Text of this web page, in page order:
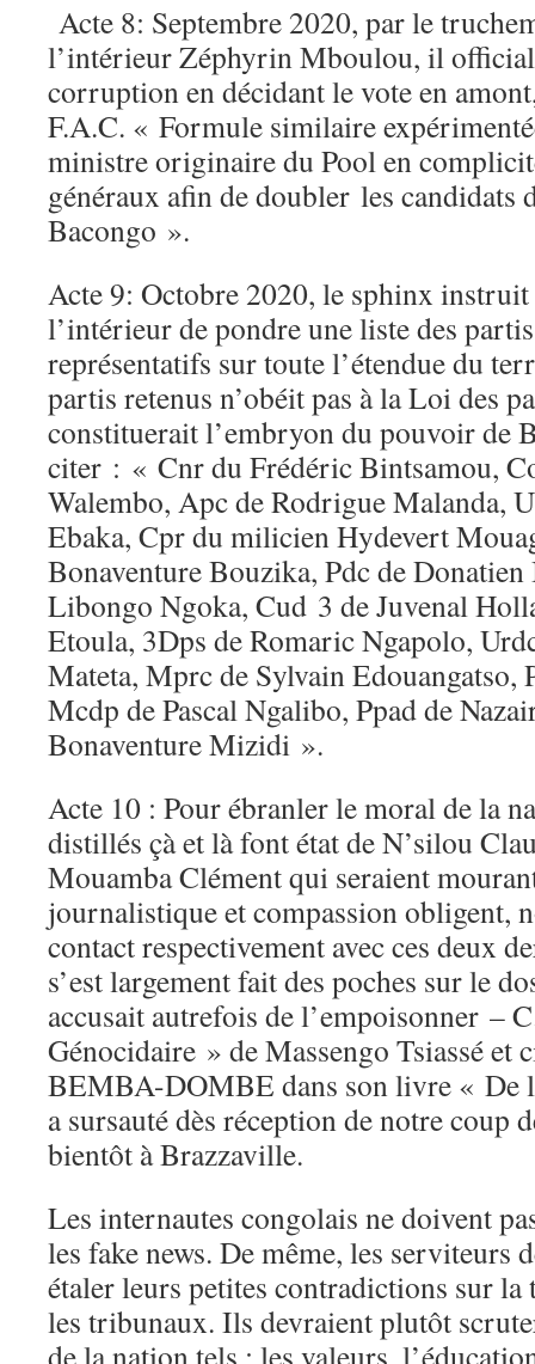
Acte 8: Septembre 2020, par le
l’intérieur Zéphyrin Mboulou, il
corruption en décidant le vote en
F.A.C. « Formule similaire
ministre originaire du Pool en
généraux afin de doubler les candidats
Bacongo ».
Acte 9: Octobre 2020, le sphinx
l’intérieur de pondre une liste des
représentatifs sur toute l’étendue du
partis retenus n’obéit pas à la Loi des
constituerait l’embryon du pouvoir de
citer : « Cnr du Frédéric Bintsamou,
Walembo, Apc de Rodrigue Malanda,
Ebaka, Cpr du milicien Hydevert
Bonaventure Bouzika, Pdc de Donatien
Libongo Ngoka, Cud 3 de Juvenal
Etoula, 3Dps de Romaric Ngapolo,
Mateta, Mprc de Sylvain Edouangatso,
Mcdp de Pascal Ngalibo, Ppad de
Bonaventure Mizidi ».
Acte 10 : Pour ébranler le moral de la
distillés çà et là font état de N’silou
Mouamba Clément qui seraient
journalistique et compassion obligent,
contact respectivement avec ces deux
s’est largement fait des poches sur le
accusait autrefois de l’empoisonner –
Génocidaire » de Massengo Tsiassé et
BEMBA-DOMBE dans son livre « De
a sursauté dès réception de notre coup
bientôt à Brazzaville.
Les internautes congolais ne doivent
les fake news. De même, les serviteurs
étaler leurs petites contradictions sur la
les tribunaux. Ils devraient plutôt
de la nation tels : les valeurs,